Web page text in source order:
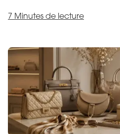
7 Minutes de lecture